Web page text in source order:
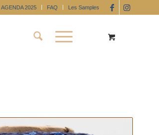
AGENDA 2025 FAQ Les Samples